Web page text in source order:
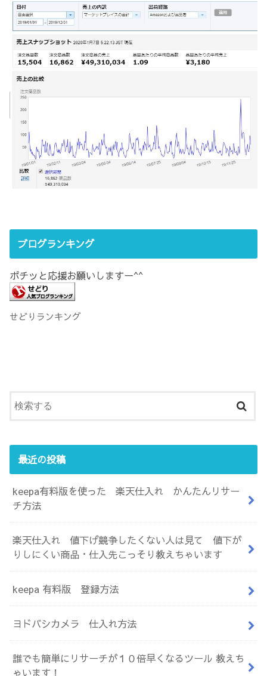
ブログランキング
ポチッと応援お願いしますー^^
せどりランキング
最近の投稿
keepa有料版を使った 楽天仕入れ かんたんリサー
チ方法
楽天仕入れ 値下げ競争したくない人は見て 値下が
りしにくい商品・仕入先こっそり教えちゃいます
keepa 有料版 登録方法
ヨドバシカメラ 仕入れ方法
誰でも簡単にリサーチが１０倍早くなるツール 教えち
ゃいます！